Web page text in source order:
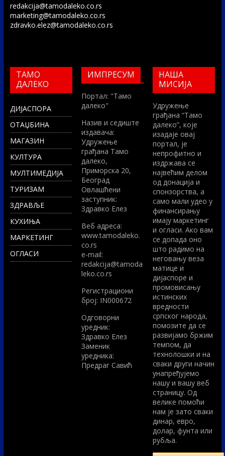
redakcija@tamodaleko.co.rs
marketing@tamodaleko.co.rs
zdravko.elez@tamodaleko.co.rs
ТАМО
ДАЛЕКО
ДИЈАСПОРА
ОТАЏБИНА
МАГАЗИН
КУЛТУРА
МУЛТИМЕДИЈА
ТУРИЗАМ
ЗДРАВЉЕ
КУХИЊА
МАРКЕТИНГ
ОГЛАСИ
ИМПРЕСУМ
Портал: "Тамо
далеко"
Назив и седиште
издавача:
Удружење
грађана Тамо
далеко,
Приморска 20,
Београд
Овлашћени
заступник:
Здравко Елез
Вeб адреса:
www.tamodaleko.
co.rs
e-mail:
redakcija@tamoda
leko.co.rs
Регистрациони
број: IN000672
Одговорни
уредник:
Здравко Елез
Заменик
уредника:
Предраг Савић
НАША
МИСИЈА
Удружење
грађана “Тамо
далеко”, које
изадаје овај
портал, је
непрофитно и
издржава се
највећим делом
од донација и
спонзорства, а
само мали удео у
финансирању
имају маркетинг
и огласи. Ако вам
се допада оно
што радимо на
неговању веза
матице и
дијаспоре и
промовисању
истинских
вредности
српског народа,
помозите да се
развијамо бржим
темпом, да
технолошки и на
сваки други начин
унапређујемо
нашу и вашу веб
страницу. Од
велике помоћи
нам је зато сваки
динар, евро,
долар, фунта или
рубља.